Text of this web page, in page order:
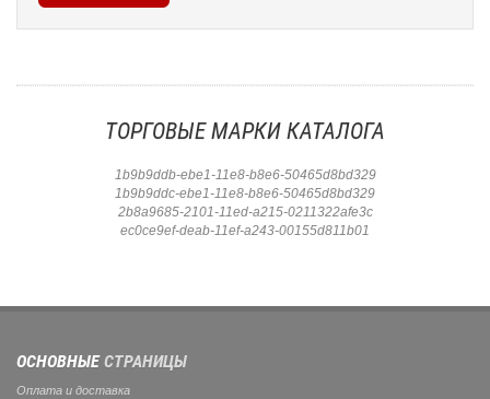
ТОРГОВЫЕ МАРКИ КАТАЛОГА
1b9b9ddb-ebe1-11e8-b8e6-50465d8bd329
1b9b9ddc-ebe1-11e8-b8e6-50465d8bd329
2b8a9685-2101-11ed-a215-0211322afe3c
ec0ce9ef-deab-11ef-a243-00155d811b01
ОСНОВНЫЕСТРАНИЦЫ
Оплата и доставка